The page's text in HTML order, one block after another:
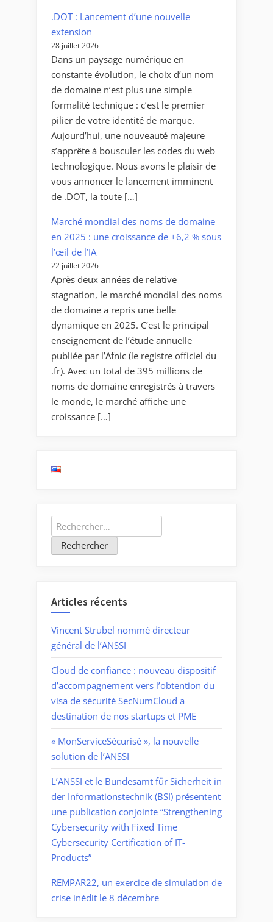
.DOT : Lancement d’une nouvelle
extension
28 juillet 2026
Dans un paysage numérique en
constante évolution, le choix d’un nom
de domaine n’est plus une simple
formalité technique : c’est le premier
pilier de votre identité de marque.
Aujourd’hui, une nouveauté majeure
s’apprête à bousculer les codes du web
technologique. Nous avons le plaisir de
vous annoncer le lancement imminent
de .DOT, la toute […]
Marché mondial des noms de domaine
en 2025 : une croissance de +6,2 % sous
l’œil de l’IA
22 juillet 2026
Après deux années de relative
stagnation, le marché mondial des noms
de domaine a repris une belle
dynamique en 2025. C’est le principal
enseignement de l’étude annuelle
publiée par l’Afnic (le registre officiel du
.fr). Avec un total de 395 millions de
noms de domaine enregistrés à travers
le monde, le marché affiche une
croissance […]
Rechercher :
Articles récents
Vincent Strubel nommé directeur
général de l’ANSSI
Cloud de confiance : nouveau dispositif
d’accompagnement vers l’obtention du
visa de sécurité SecNumCloud a
destination de nos startups et PME
« MonServiceSécurisé », la nouvelle
solution de l’ANSSI
L’ANSSI et le Bundesamt für Sicherheit in
der Informationstechnik (BSI) présentent
une publication conjointe “Strengthening
Cybersecurity with Fixed Time
Cybersecurity Certification of IT-
Products”
REMPAR22, un exercice de simulation de
crise inédit le 8 décembre